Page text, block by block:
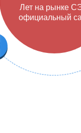
Лет на рынке
официальный